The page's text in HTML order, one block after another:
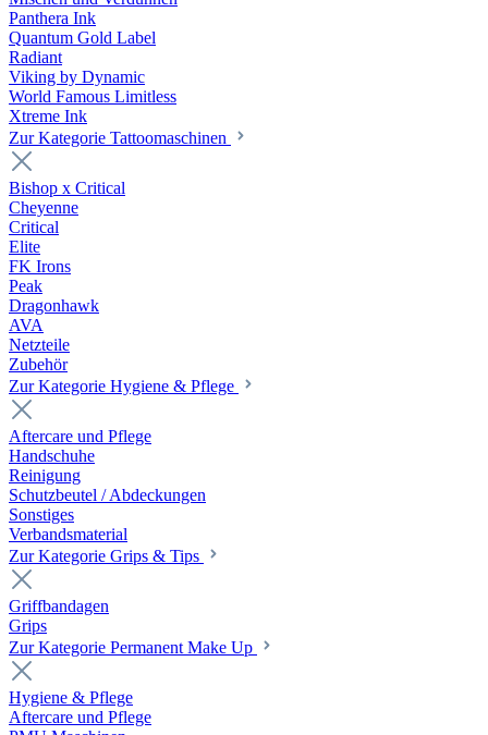
Panthera Ink
Quantum Gold Label
Radiant
Viking by Dynamic
World Famous Limitless
Xtreme Ink
Zur Kategorie Tattoomaschinen
Bishop x Critical
Cheyenne
Critical
Elite
FK Irons
Peak
Dragonhawk
AVA
Netzteile
Zubehör
Zur Kategorie Hygiene & Pflege
Aftercare und Pflege
Handschuhe
Reinigung
Schutzbeutel / Abdeckungen
Sonstiges
Verbandsmaterial
Zur Kategorie Grips & Tips
Griffbandagen
Grips
Zur Kategorie Permanent Make Up
Hygiene & Pflege
Aftercare und Pflege